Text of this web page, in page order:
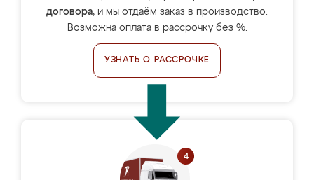
договора, и мы отдаём заказ в производство.
Возможна оплата в рассрочку без %.
УЗНАТЬ О РАССРОЧКЕ